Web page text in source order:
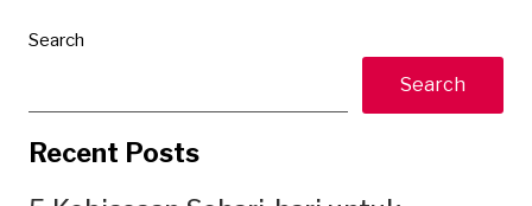
Search
Search
Recent Posts